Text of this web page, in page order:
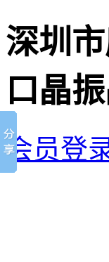
深圳
口晶
会员登